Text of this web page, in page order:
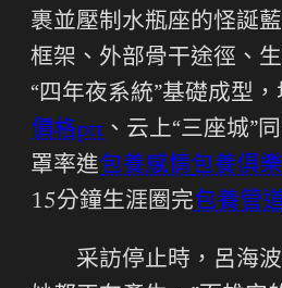
裹並壓制水瓶座的怪誕
框架、外部骨干途徑、
“四年夜系統”基礎成型
價格ptt 、云上“三座城”
罩率進包養感情包養俱
15分鐘生涯圈完包養管
采訪停止時，呂海